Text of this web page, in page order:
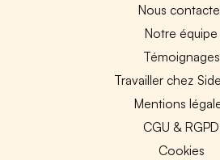
Nous
Notre équipe
Témoignages
Travailler chez
Mentions
CGU & RGPD
Cookies